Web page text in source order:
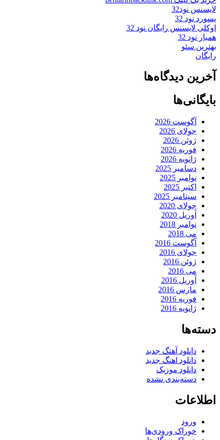
لایسنس نود32
پسورد نود 32
اوکلی لایسنس رایگان نود 32
همیار نود 32
بهترین سئو
رایگان
آخرین دیدگاه‌ها
بایگانی‌ها
آگوست 2026
جولای 2026
ژوئن 2026
فوریه 2026
ژانویه 2026
دسامبر 2025
نوامبر 2025
اکتبر 2025
سپتامبر 2025
جولای 2020
آوریل 2020
نوامبر 2018
می 2018
آگوست 2016
جولای 2016
ژوئن 2016
می 2016
آوریل 2016
مارس 2016
فوریه 2016
ژانویه 2016
دسته‌ها
دانلود آهنگ جدید
دانلود اهنگ جدید
دانلود موزیک
دسته‌بندی نشده
اطلاعات
ورود
خوراک ورودی‌ها